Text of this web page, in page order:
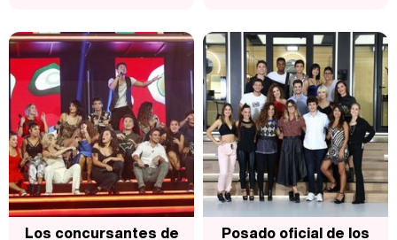
Los concursantes de Posado oficial de los